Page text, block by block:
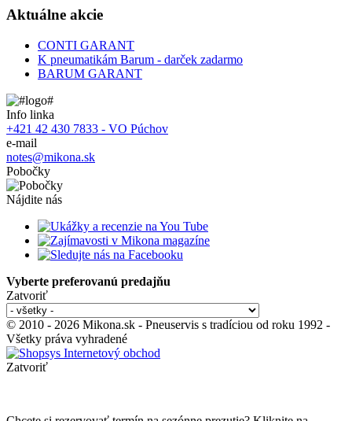
Aktuálne akcie
CONTI GARANT
K pneumatikám Barum - darček zadarmo
BARUM GARANT
Info linka
+421 42 430 7833 - VO Púchov
e-mail
notes@mikona.sk
Pobočky
Nájdite nás
Vyberte preferovanú predajňu
Zatvoriť
© 2010 - 2026 Mikona.sk - Pneuservis s tradíciou od roku 1992 -
Všetky práva vyhradené
Zatvoriť